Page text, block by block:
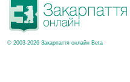
© 2003-2026 Закарпаття онлайн Beta